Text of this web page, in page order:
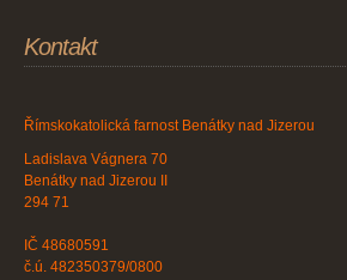
Kontakt
Římskokatolická farnost Benátky nad Jizerou
Ladislava Vágnera 70
Benátky nad Jizerou II
294 71
IČ 48680591
č.ú. 482350379/0800